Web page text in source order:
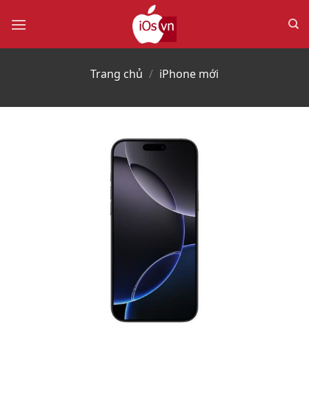
qua
Trang chủ / iPhone mới